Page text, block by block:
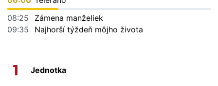
08:25
Zámena manželiek
09:35
Najhorší týždeň môjho života
Jednotka